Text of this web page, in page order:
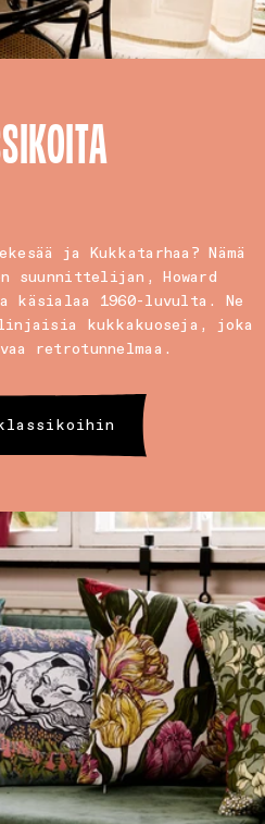
ja Kukkatarhaa? Nämä
suunnittelijan, Howard
käsialaa 1960-luvulta. Ne
kukkakuoseja, joka
retrotunnelmaa.